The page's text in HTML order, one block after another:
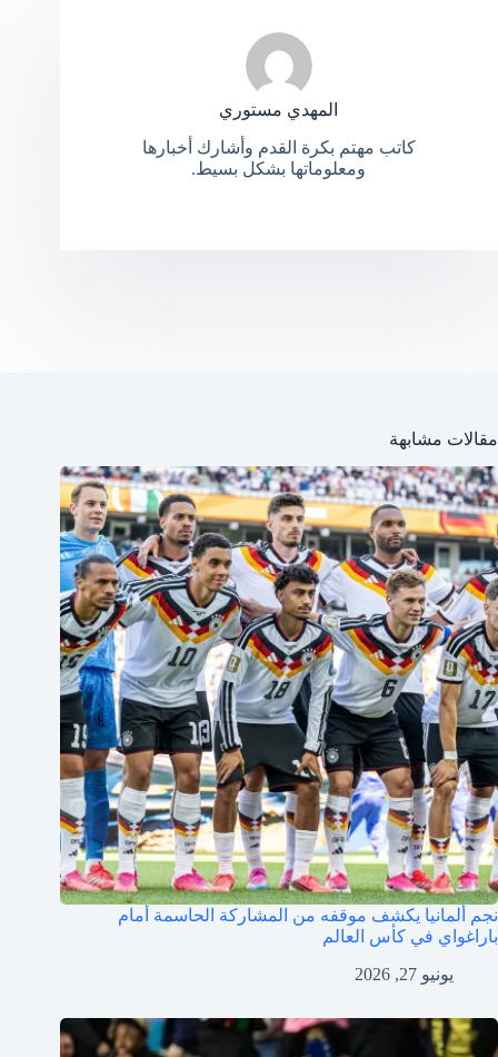
المهدي مستوري
كاتب مهتم بكرة القدم وأشارك أخبارها
ومعلوماتها بشكل بسيط.
مقالات مشابهة
نجم ألمانيا يكشف موقفه من المشاركة الحاسمة أمام
باراغواي في كأس العالم
يونيو 27, 2026